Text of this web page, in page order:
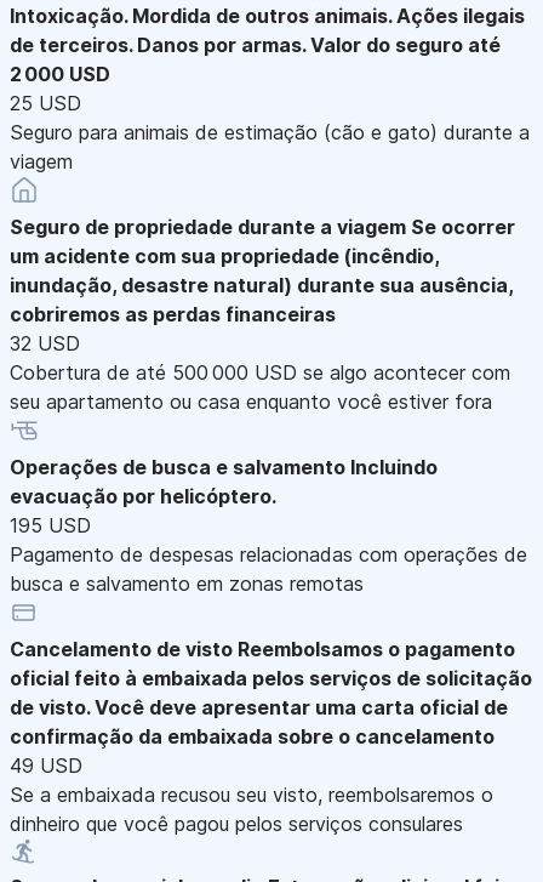
Intoxicação. Mordida de outros animais. Ações ilegais
de terceiros. Danos por armas. Valor do seguro até
2 000 USD
25 USD
Seguro para animais de estimação (cão e gato) durante a
viagem
Seguro de propriedade durante a viagem Se ocorrer
um acidente com sua propriedade (incêndio,
inundação, desastre natural) durante sua ausência,
cobriremos as perdas financeiras
32 USD
Cobertura de até 500 000 USD se algo acontecer com
seu apartamento ou casa enquanto você estiver fora
Operações de busca e salvamento Incluindo
evacuação por helicóptero.
195 USD
Pagamento de despesas relacionadas com operações de
busca e salvamento em zonas remotas
Cancelamento de visto Reembolsamos o pagamento
oficial feito à embaixada pelos serviços de solicitação
de visto. Você deve apresentar uma carta oficial de
confirmação da embaixada sobre o cancelamento
49 USD
Se a embaixada recusou seu visto, reembolsaremos o
dinheiro que você pagou pelos serviços consulares